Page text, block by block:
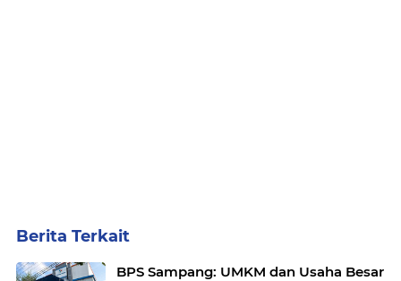
Berita Terkait
BPS Sampang: UMKM dan Usaha Besar